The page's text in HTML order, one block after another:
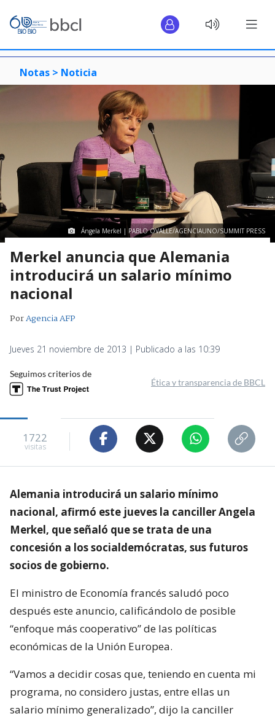
Notas > Noticia
Ángela Merkel | PABLO OVALLE/AGENCIAUNO/SUMMIT PRESS
Merkel anuncia que Alemania
introducirá un salario mínimo
nacional
PorAgencia AFP
Jueves 21 noviembre de 2013 | Publicado a las 10:39
Seguimos criterios de
Ética y transparencia de BBCL
1722
visitas
Alemania introducirá un salario mínimo
nacional, afirmó este jueves la canciller Angela
Merkel, que señaló que se trata de una
concesión a los socialdemócratas, sus futuros
socios de gobierno.
El ministro de Economía francés saludó poco
después este anuncio, calificándolo de posible
“enfoque más cooperativo” de las políticas
económicas de la Unión Europea.
“Vamos a decidir cosas que, teniendo en cuenta mi
programa, no considero justas, entre ellas un
salario mínimo generalizado”, dijo la canciller